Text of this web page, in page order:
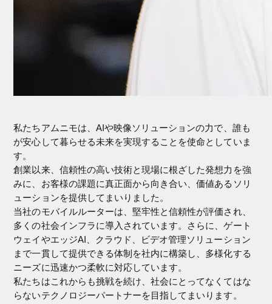
私たちアムニモは、AIや映像ソリューションの力で、誰も
が安心して暮らせる未来を実現することを使命としていま
す。
創業以来、信頼性の高い技術と現場に根ざした発想力を強
みに、お客様の課題に真正面から向き合い、価値あるソリ
ューションを提供してまいりました。
当社のモバイルルーターは、堅牢性と信頼性が評価され、
多くの社会インフラに導入されています。さらに、ゲート
ウェイやエッジAI、クラウド、ビデオ管理ソリューション
まで一貫して提供できる体制を社内に構築し、多様化する
ニーズに迅速かつ柔軟に対応しています。
私たちはこれからも挑戦を続け、社会にとってなくてはな
らないテクノロジーパートナーを目指してまいります。